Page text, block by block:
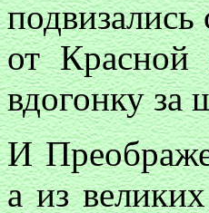
от
вдогонку за
И
а из